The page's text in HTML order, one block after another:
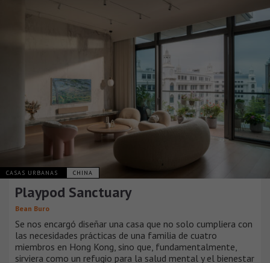
CASAS URBANAS CHINA
Playpod Sanctuary
Bean Buro
Se nos encargó diseñar una casa que no solo cumpliera con
las necesidades prácticas de una familia de cuatro
miembros en Hong Kong, sino que, fundamentalmente,
sirviera como un refugio para la salud mental y el bienestar